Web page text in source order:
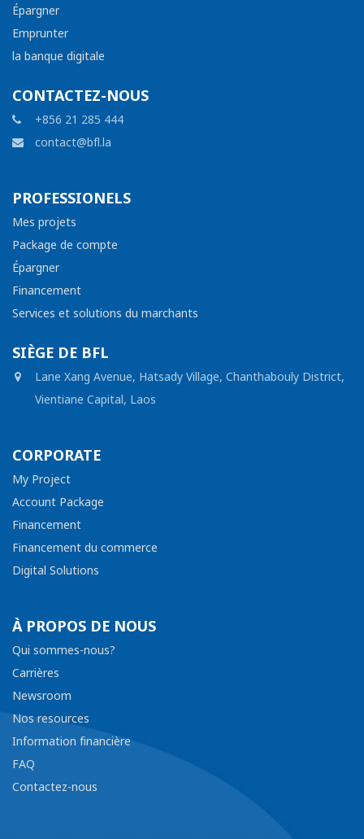
Épargner
Emprunter
la banque digitale
CONTACTEZ-NOUS
+856 21 285 444
contact@bfl.la
PROFESSIONELS
Mes projets
Package de compte
Épargner
Financement
Services et solutions du marchants
SIÈGE DE BFL
Lane Xang Avenue, Hatsady Village, Chanthabouly District,
Vientiane Capital, Laos
CORPORATE
My Project
Account Package
Financement
Financement du commerce
Digital Solutions
À PROPOS DE NOUS
Qui sommes-nous?
Carrières
Newsroom
Nos resources
Information financière
FAQ
Contactez-nous